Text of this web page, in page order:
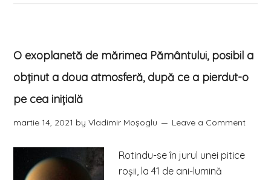
O exoplanetă de mărimea Pământului, posibil a
obținut a doua atmosferă, după ce a pierdut-o
pe cea inițială
martie 14, 2021 byVladimir Moşoglu Leave a Comment
Rotindu-se în jurul unei pitice
roşii, la 41 de ani-lumină